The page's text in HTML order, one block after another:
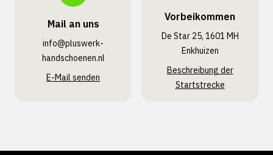
Mail an uns
info@pluswerk­
handschoenen.nl
E-Mail senden
Vorbeikommen
De Star 25, 1601 MH
Enkhuizen
Beschreibung der
Startstrecke